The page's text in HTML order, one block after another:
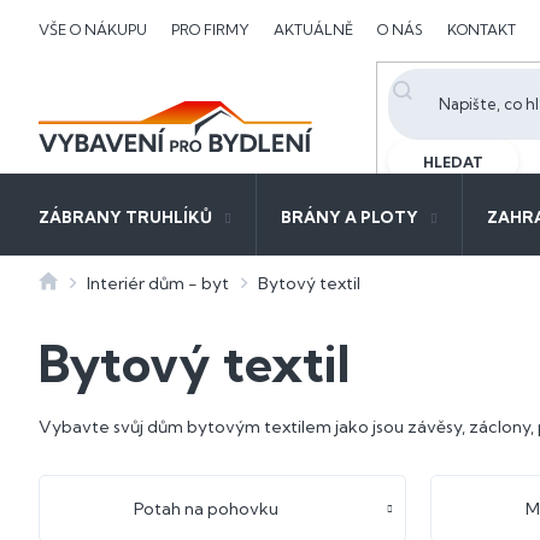
VŠE O NÁKUPU PRO FIRMY AKTUÁLNĚ O NÁS KONTAKT
HLEDAT
ZÁBRANY TRUHLÍKŮ BRÁNY A PLOTY
DomůInteriér dům - byt Bytový textil
Bytový textil
Vybavte svůj dům bytovým textilem jako jsou závěsy,
Potah na pohovku